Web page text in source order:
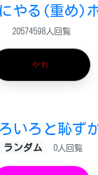
やる(重め)
20574598人回覧
やれ
いろと恥ず
ランダム 0人回覧